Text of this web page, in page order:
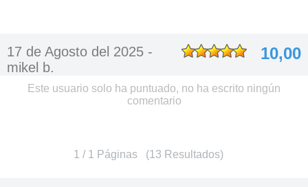
17 de Agosto del 2025 -
mikel b.
10,00
Este usuario solo ha puntuado, no ha escrito ningún
comentario
1 / 1 Páginas (13 Resultados)